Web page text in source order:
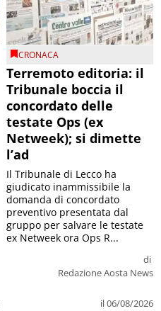
CRONACA
Terremoto editoria: il
Tribunale boccia il
concordato delle
testate Ops (ex
Netweek); si dimette
l’ad
di
Redazione Aosta News
il 06/08/2026
Il Tribunale di Lecco ha
giudicato inammissibile la
domanda di concordato
preventivo presentata dal
gruppo per salvare le testate
ex Netweek ora Ops R...